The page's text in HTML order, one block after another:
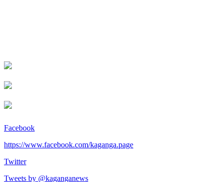
Facebook
https://www.facebook.com/kaganga.page
Twitter
Tweets by @kaganganews